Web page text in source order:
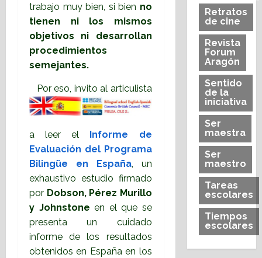
trabajo muy bien, si bien no
tienen ni los mismos
objetivos
ni desarrollan
procedimientos
semejantes.
Por eso, invito al articulista
a leer el Informe de
Evaluación del Programa
Bilingüe en España, un
exhaustivo estudio firmado
por Dobson, Pérez Murillo
y Johnstone en el que se
presenta un cuidado
informe de los resultados
obtenidos en España en los
Retratos
de cine
Revista
Forum
Aragón
Sentido
de la
iniciativa
Ser
maestra
Ser
maestro
Tareas
escolares
Tiempos
escolares